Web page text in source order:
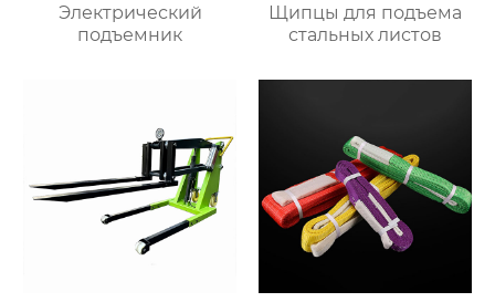
Электрический
подъемник
Щипцы для подъема
стальных листов